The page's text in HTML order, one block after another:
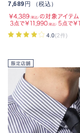
7,689 円 （税込）
4.0(2件)